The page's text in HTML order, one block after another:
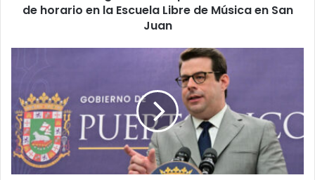
Librede horario en la Escuela Libre de Música en San
Juan
denuncia
Francisco
Domenech
y
Verónica
Ferraiuoli